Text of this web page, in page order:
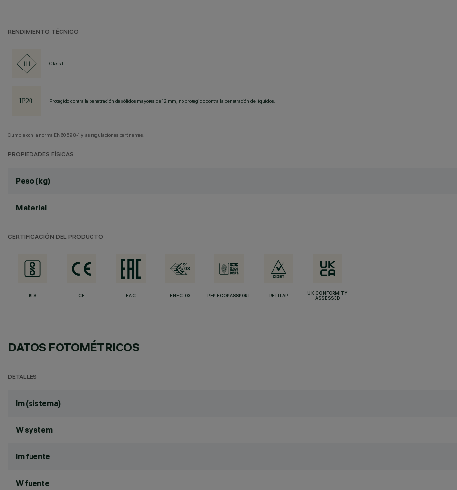
RENDIMIENTO TÉCNICO
Class III
Protegido contra la penetración de sólidos mayores de 12 mm, no protegido contra la penetración de líquidos.
Cumple con la norma EN60598-1 y las regulaciones pertinentes.
PROPIEDADES FÍSICAS
Peso (kg)
Material
CERTIFICACIÓN DEL PRODUCTO
BIS CE EAC ENEC-03 PEP ECOPASSPORT RETILAP
UK CONFORMITY
ASSESSED
DATOS FOTOMÉTRICOS
DETALLES
lm (sistema)
W system
lm fuente
W fuente